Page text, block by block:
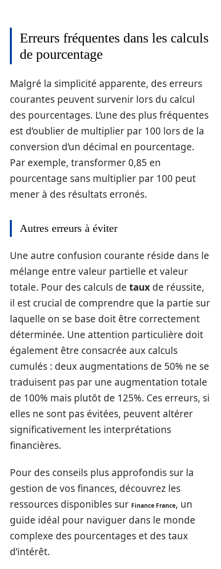
Erreurs fréquentes dans les calculs
de pourcentage
Malgré la simplicité apparente, des erreurs
courantes peuvent survenir lors du calcul
des pourcentages. L’une des plus fréquentes
est d’oublier de multiplier par 100 lors de la
conversion d’un décimal en pourcentage.
Par exemple, transformer 0,85 en
pourcentage sans multiplier par 100 peut
mener à des résultats erronés.
Autres erreurs à éviter
Une autre confusion courante réside dans le
mélange entre valeur partielle et valeur
totale. Pour des calculs de taux de réussite,
il est crucial de comprendre que la partie sur
laquelle on se base doit être correctement
déterminée. Une attention particulière doit
également être consacrée aux calculs
cumulés : deux augmentations de 50% ne se
traduisent pas par une augmentation totale
de 100% mais plutôt de 125%. Ces erreurs, si
elles ne sont pas évitées, peuvent altérer
significativement les interprétations
financières.
Pour des conseils plus approfondis sur la
gestion de vos finances, découvrez les
ressources disponibles sur Finance France, un
guide idéal pour naviguer dans le monde
complexe des pourcentages et des taux
d’intérêt.